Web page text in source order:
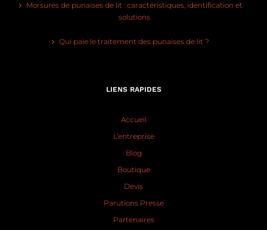
Morsures de punaises de lit : caractéristiques, identification et
solutions
Qui paie le traitement des punaises de lit ?
LIENS RAPIDES
Accueil
L’entreprise
Blog
Boutique
Devis
Parutions Presse
Partenaires